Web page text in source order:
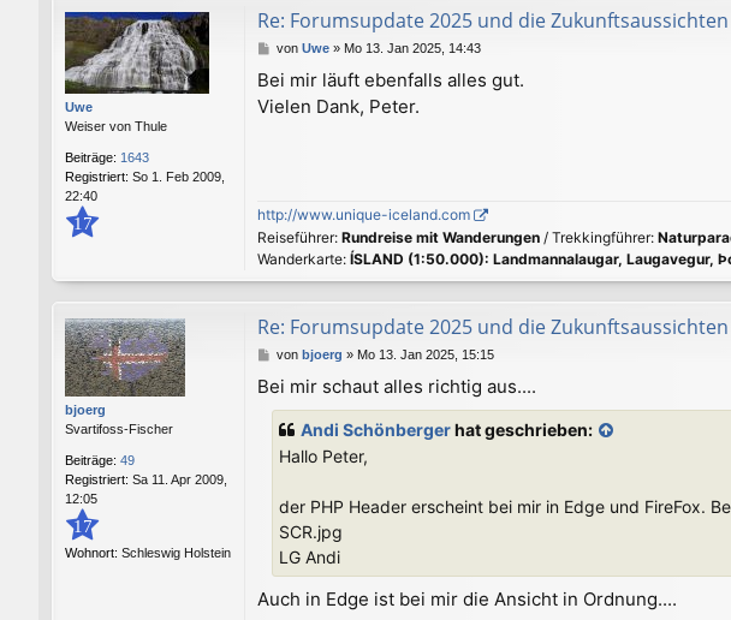
Uwe
Weiser von Thule
Beiträge: 1643
Registriert: So 1. Feb 2009,
22:40
17
Re: Forumsupdate 2025 und die Zukunftsaussichten
B
i
t
von Uwe» Mo 13. Jan 2025, 14:43
Bei mir läuft ebenfalls alles gut.
Vielen Dank, Peter.
http://www.unique-iceland.com
Reiseführer: Rundreise mit Wanderungen / Trekkingführer:
Wanderkarte: ÍSLAND (1:50.000): Landmannalaugar, Laugavegur,
bjoerg
Svartifoss-Fischer
Beiträge: 49
Registriert: Sa 11. Apr 2009,
12:05
17
Wohnort: Schleswig Holstein
Re: Forumsupdate 2025 und die Zukunftsaussichten
B
i
t
von bjoerg » Mo 13. Jan 2025, 15:15
Bei mir schaut alles richtig aus....
Andi Schönbergerhat geschrieben:
Hallo Peter,
der PHP Header erscheint bei mir in Edge und FireFox.
SCR.jpg
LG Andi
Auch in Edge ist bei mir die Ansicht in Ordnung....